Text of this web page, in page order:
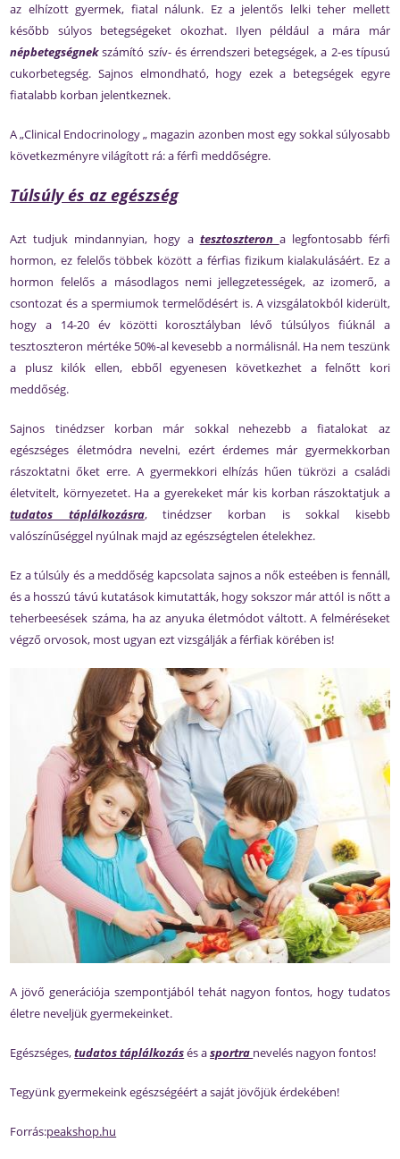
az elhízott gyermek, fiatal nálunk. Ez a jelentős lelki teher mellett
később súlyos betegségeket okozhat. Ilyen például a mára már
népbetegségnekszámító szív- és érrendszeri betegségek, a 2-es típusú
cukorbetegség. Sajnos elmondható, hogy ezek a betegségek egyre
fiatalabb korban jelentkeznek.
A „Clinical Endocrinology „ magazin azonben most egy sokkal súlyosabb
következményre világított rá: a férfi meddőségre.
Túlsúly és az egészség
Azt tudjuk mindannyian, hogy a tesztoszteron a legfontosabb férfi
hormon, ez felelős többek között a férfias fizikum kialakulásáért. Ez a
hormon felelős a másodlagos nemi jellegzetességek, az izomerő, a
csontozat és a spermiumok termelődésért is. A vizsgálatokból kiderült,
hogy a 14-20 év közötti korosztályban lévő túlsúlyos fiúknál a
tesztoszteron mértéke 50%-al kevesebb a normálisnál. Ha nem teszünk
a plusz kilók ellen, ebből egyenesen következhet a felnőtt kori
meddőség.
Sajnos tinédzser korban már sokkal nehezebb a fiatalokat az
egészséges életmódra nevelni, ezért érdemes már gyermekkorban
rászoktatni őket erre. A gyermekkori elhízás hűen tükrözi a családi
életvitelt, környezetet. Ha a gyerekeket már kis korban rászoktatjuk a
tudatos táplálkozásra, tinédzser korban is sokkal kisebb
valószínűséggel nyúlnak majd az egészségtelen ételekhez.
Ez a túlsúly és a meddőség kapcsolata sajnos a nők esteében is fennáll,
és a hosszú távú kutatások kimutatták, hogy sokszor már attól is nőtt a
teherbeesések száma, ha az anyuka életmódot váltott. A felméréseket
végző orvosok, most ugyan ezt vizsgálják a férfiak körében is!
A jövő generációja szempontjából tehát nagyon fontos, hogy tudatos
életre neveljük gyermekeinket.
Egészséges,tudatos táplálkozásés asportra nevelés nagyon fontos!
Tegyünk gyermekeink egészségéért a saját jövőjük érdekében!
Forrás:peakshop.hu